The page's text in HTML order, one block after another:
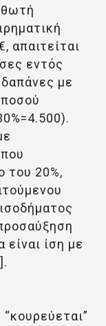
απαιτείται
εντός
με
του 20%,
ίση με